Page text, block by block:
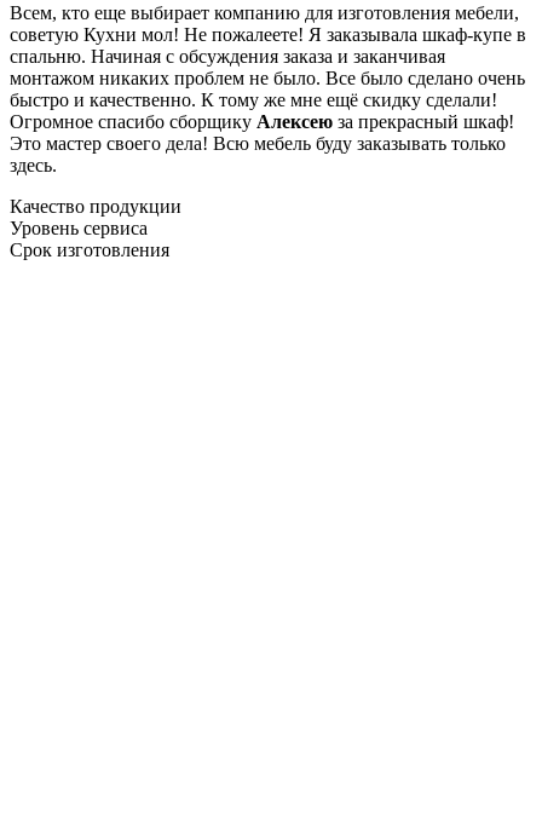
Всем, кто еще выбирает компанию для изготовления мебели,
советую Кухни мол! Не пожалеете! Я заказывала шкаф-купе в
спальню. Начиная с обсуждения заказа и заканчивая
монтажом никаких проблем не было. Все было сделано очень
быстро и качественно. К тому же мне ещё скидку сделали!
Огромное спасибо сборщику Алексею за прекрасный шкаф!
Это мастер своего дела! Всю мебель буду заказывать только
здесь.
Качество продукции
Уровень сервиса
Срок изготовления